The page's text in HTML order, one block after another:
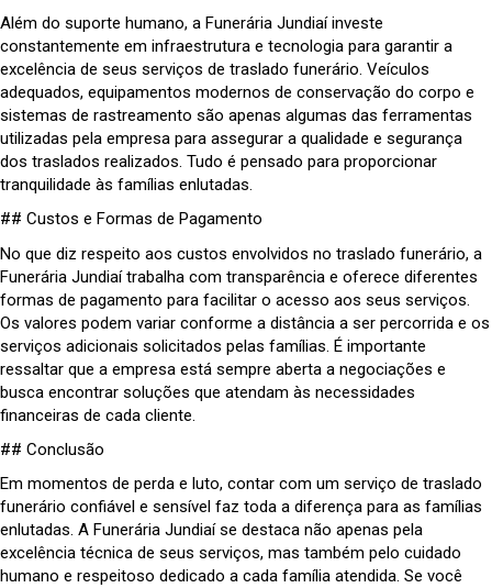
Além do suporte humano, a Funerária Jundiaí investe
constantemente em infraestrutura e tecnologia para garantir a
excelência de seus serviços de traslado funerário. Veículos
adequados, equipamentos modernos de conservação do corpo e
sistemas de rastreamento são apenas algumas das ferramentas
utilizadas pela empresa para assegurar a qualidade e segurança
dos traslados realizados. Tudo é pensado para proporcionar
tranquilidade às famílias enlutadas.
## Custos e Formas de Pagamento
No que diz respeito aos custos envolvidos no traslado funerário, a
Funerária Jundiaí trabalha com transparência e oferece diferentes
formas de pagamento para facilitar o acesso aos seus serviços.
Os valores podem variar conforme a distância a ser percorrida e os
serviços adicionais solicitados pelas famílias. É importante
ressaltar que a empresa está sempre aberta a negociações e
busca encontrar soluções que atendam às necessidades
financeiras de cada cliente.
## Conclusão
Em momentos de perda e luto, contar com um serviço de traslado
funerário confiável e sensível faz toda a diferença para as famílias
enlutadas. A Funerária Jundiaí se destaca não apenas pela
excelência técnica de seus serviços, mas também pelo cuidado
humano e respeitoso dedicado a cada família atendida. Se você